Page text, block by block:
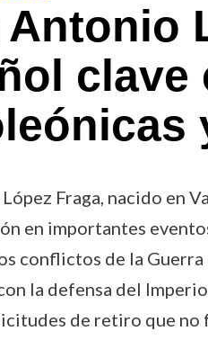
clave
Fraga, nacido en
en importantes
conflictos de la
la defensa del
de retiro que no